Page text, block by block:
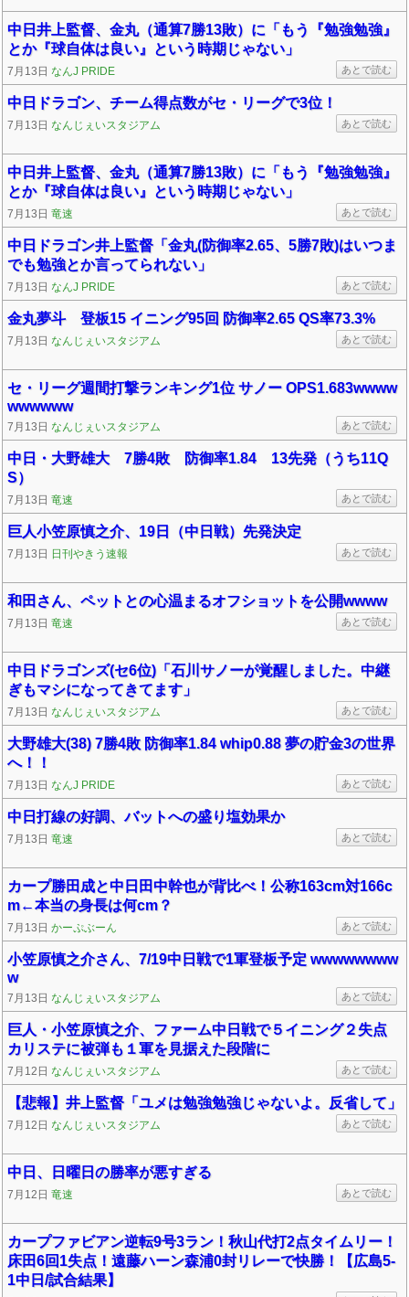
中日井上監督、金丸（通算7勝13敗）に「もう『勉強勉強』
とか『球自体は良い』という時期じゃない」
7月13日 なんJ PRIDE あとで読む
中日ドラゴン、チーム得点数がセ・リーグで3位！
7月13日 なんじぇいスタジアム あとで読む
中日井上監督、金丸（通算7勝13敗）に「もう『勉強勉強』
とか『球自体は良い』という時期じゃない」
7月13日 竜速 あとで読む
中日ドラゴン井上監督「金丸(防御率2.65、5勝7敗)はいつま
でも勉強とか言ってられない」
7月13日 なんJ PRIDE あとで読む
金丸夢斗 登板15 イニング95回 防御率2.65 QS率73.3%
7月13日 なんじぇいスタジアム あとで読む
セ・リーグ週間打撃ランキング1位 サノー OPS1.683wwww
wwwwww
7月13日 なんじぇいスタジアム あとで読む
中日・大野雄大 7勝4敗 防御率1.84 13先発（うち11Q
S）
7月13日 竜速 あとで読む
巨人小笠原慎之介、19日（中日戦）先発決定
7月13日 日刊やきう速報 あとで読む
和田さん、ペットとの心温まるオフショットを公開wwww
7月13日 竜速 あとで読む
中日ドラゴンズ(セ6位)「石川サノーが覚醒しました。中継
ぎもマシになってきてます」
7月13日 なんじぇいスタジアム あとで読む
大野雄大(38) 7勝4敗 防御率1.84 whip0.88 夢の貯金3の世界
へ！！
7月13日 なんJ PRIDE あとで読む
中日打線の好調、バットへの盛り塩効果か
7月13日 竜速 あとで読む
カープ勝田成と中日田中幹也が背比べ！公称163cm対166c
m←本当の身長は何cm？
7月13日 かーぷぶーん あとで読む
小笠原慎之介さん、7/19中日戦で1軍登板予定 wwwwwwww
w
7月13日 なんじぇいスタジアム あとで読む
巨人・小笠原慎之介、ファーム中日戦で５イニング２失点
カリステに被弾も１軍を見据えた段階に
7月12日 なんじぇいスタジアム あとで読む
【悲報】井上監督「ユメは勉強勉強じゃないよ。反省して」
7月12日 なんじぇいスタジアム あとで読む
中日、日曜日の勝率が悪すぎる
7月12日 竜速 あとで読む
カープファビアン逆転9号3ラン！秋山代打2点タイムリー！
床田6回1失点！遠藤ハーン森浦0封リレーで快勝！【広島5-
1中日/試合結果】